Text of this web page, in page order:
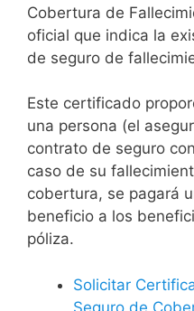
Cobertura de
oficial que indica la
de seguro de
Este certificado
una persona (el
contrato de seguro
caso de su
cobertura, se pagará
beneficio a los
póliza.
Solicitar
Seguro de